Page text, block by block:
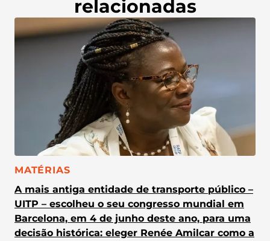
relacionadas
CATEGORIA:
MATÉRIAS
A mais antiga entidade de transporte público –
UITP – escolheu o seu congresso mundial em
Barcelona, em 4 de junho deste ano, para uma
decisão histórica: eleger Renée Amilcar como a